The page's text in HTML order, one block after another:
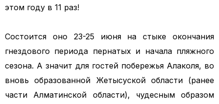
этом году в 11 раз!
Состоится оно 23-25 июня на стыке окончания
гнездового периода пернатых и начала пляжного
сезона. А значит для гостей побережья Алаколя, во
вновь образованной Жетысуской области (ранее
части Алматинской области), чудесным образом